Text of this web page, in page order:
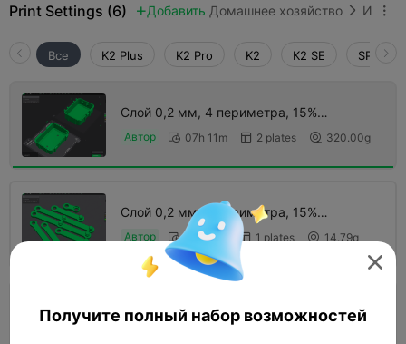
Print Settings (6)  Добавить Домашнее хозяйство  
Все K2 Plus K2 Pro K2 K2 SE SPARKX
Слой 0,2 мм, 4 периметра, 15%
Автор  07h 11m  2 plates  320.00g
Слой 0,2 мм, 4 периметра, 15%
заполнения
Автор  28m 18s  1 plates  14.79g
Слой 0,2 мм, 4 периметра, 15%
заполнения

Получите полный набор возможностей